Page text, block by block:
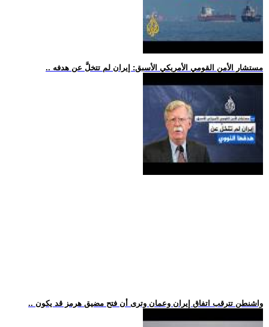
.. مستشار الأمن القومي الأمريكي الأسبق: إيران لم تتخلَّ عن هدفه
.. واشنطن تترقب اتفاق إيران وعمان وترى أن فتح مضيق هرمز قد يكون